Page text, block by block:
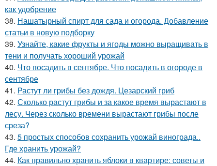
как удобрение
38. Нашатырный спирт для сада и огорода. Добавление
статьи в новую подборку
39. Узнайте, какие фрукты и ягоды можно выращивать в
тени и получать хороший урожай
40. Что посадить в сентябре. Что посадить в огороде в
сентябре
41. Растут ли грибы без дождя. Цезарский гриб
42. Сколько растут грибы и за какое время вырастают в
лесу. Через сколько времени вырастают грибы после
среза?
43. 5 простых способов сохранить урожай винограда..
Где хранить урожай?
44. Как правильно хранить яблоки в квартире: советы и